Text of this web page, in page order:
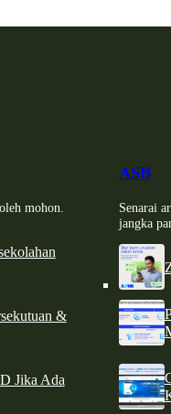
mohon.
&
Jika Ada
ASB
Senarai
jangka